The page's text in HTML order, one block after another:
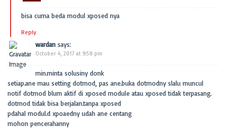
bisa cuma beda modul xposed nya
Reply
wardan says:
October 4, 2017 at 9:58 pm
min.minta solusiny donk
setiap.ane mau setting dotmod, pas ane.buka dotmodny slalu muncul
notif dotmod blum aktif di xposed module atau xposed tidak terpasang.
dotmod tidak bisa berjalan.tanpa xposed
pdahal modul.d xpoaedny udah ane centang
mohon pencerahanny